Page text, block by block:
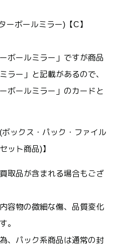
ーボールミラー)【C】
ボールミラー」ですが商品
ラー」と記載があるので、
ボールミラー」のカードと
ボックス・パック・ファイル
ット商品)】
取品が含まれる場合もござ
容物の微細な傷、品質変化
。
、パック系商品は通常の封